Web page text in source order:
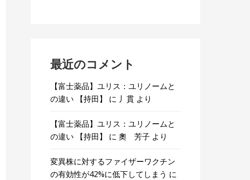
最近のコメント
【富士薬品】ユリス：ユリノームと
の違い 【持田】
に 丿貫 より
【富士薬品】ユリス：ユリノームと
の違い 【持田】
に奧 芳子 より
変異株に対するファイザーワクチン
の有効性が42%に低下してしまう に